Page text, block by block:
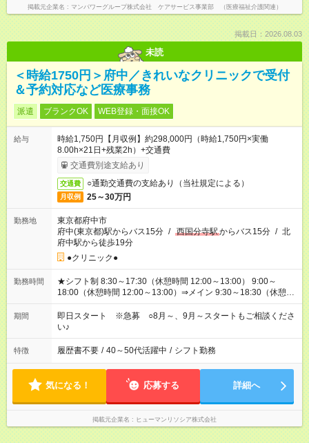
掲載元企業名 マンパワーグループ株式会社 ケアサービス事業部 （医療福祉介護関連）
掲載日：2026.08.03
未読
＜時給1750円＞府中／きれいなクリニックで受付
＆予約対応など医療事務
派遣 ブランクOK WEB登録・面接OK
給与
時給1,750円【月収例】約298,000円（時給1,750円×実働
8.00h×21日+残業2h）+交通費
交通費別途支給あり
交通費 ○通勤交通費の支給あり（当社規定による）
月収例 25～30万円
勤務地
東京都府中市
府中(東京都)駅からバス15分 / 西国分寺駅からバス15分 / 北
府中駅から徒歩19分
●クリニック●
勤務時間
★シフト制 8:30～17:30（休憩時間 12:00～13:00） 9:00～
18:00（休憩時間 12:00～13:00）⇒メイン 9:30～18:30（休憩時
間 12:00～13:00） 他、派遣先の規定による
期間
即日スタート ※急募 ○8月～、9月～スタートもご相談くださ
い♪
特徴 履歴書不要 / 40～50代活躍中 / シフト勤務
気になる！ 応募する 詳細へ
掲載元企業名 ヒューマンリソシア株式会社